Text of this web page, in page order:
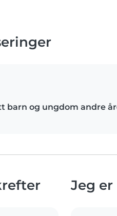
barn og ungdom andre
Jeg